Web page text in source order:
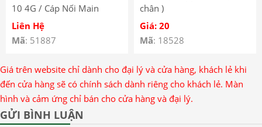
10 4G / Cáp Nối Main
Realme 10 4G
Liên Hệ
Mã: 51887
chân )
Giá: 20
Mã: 18528
Giá trên website chỉ dành cho đại lý và cửa hàng, khách lẻ khi
đến cửa hàng sẽ có chính sách dành riêng cho khách lẻ. Màn
hình và cảm ứng chỉ bán cho cửa hàng và đại lý.
GỬI BÌNH LUẬN